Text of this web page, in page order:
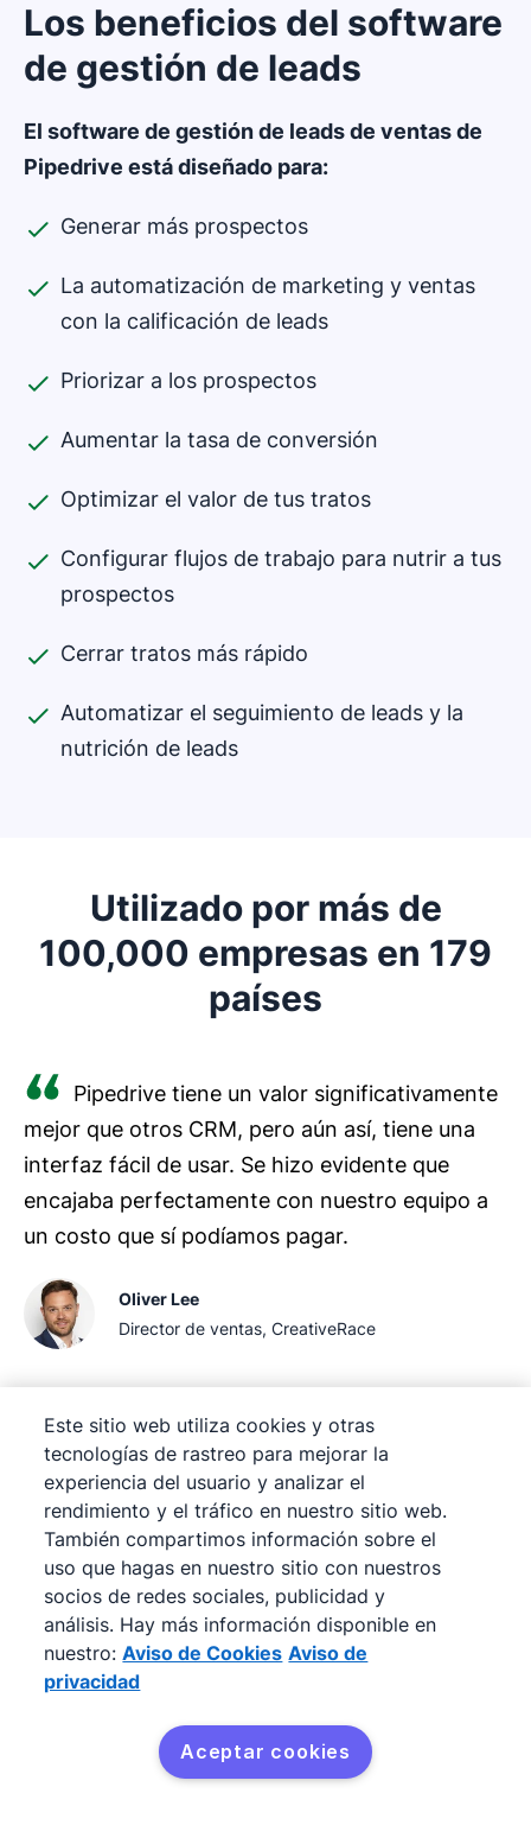
Los beneficios del software
de gestión de leads
El software de gestión de leads de ventas de
Pipedrive está diseñado para:
Generar más prospectos
La automatización de marketing y ventas
con la calificación de leads
Priorizar a los prospectos
Aumentar la tasa de conversión
Optimizar el valor de tus tratos
Configurar flujos de trabajo para nutrir a tus
prospectos
Cerrar tratos más rápido
Automatizar el seguimiento de leads y la
nutrición de leads
Utilizado por más de
100,000 empresas en 179
países
Pipedrive tiene un valor significativamente
mejor que otros CRM, pero aún así, tiene una
interfaz fácil de usar. Se hizo evidente que
encajaba perfectamente con nuestro equipo a
un costo que sí podíamos pagar.
Oliver Lee
Director de ventas, CreativeRace
Nuestro proceso de ventas ha mejorado
en un 20 % y las horas totales dedicadas a las
tareas administrativas se han reducido en un 40
%.
Jana Hodboďová
Directora de ventas, Leadspicker
de integración con mis otras herramientas
(teléfono, correo y calendario).
Este sitio web utiliza cookies y otras
tecnologías de rastreo para mejorar la
experiencia del usuario y analizar el
rendimiento y el tráfico en nuestro sitio web.
También compartimos información sobre el
uso que hagas en nuestro sitio con nuestros
socios de redes sociales, publicidad y
análisis. Hay más información disponible en
nuestro: Aviso de Cookies Aviso de
privacidad
Aceptar cookies